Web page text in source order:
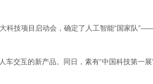
科技项目启动会，确定了人工智能“国家队
交互的新产品。同日，素有“中国科技第一